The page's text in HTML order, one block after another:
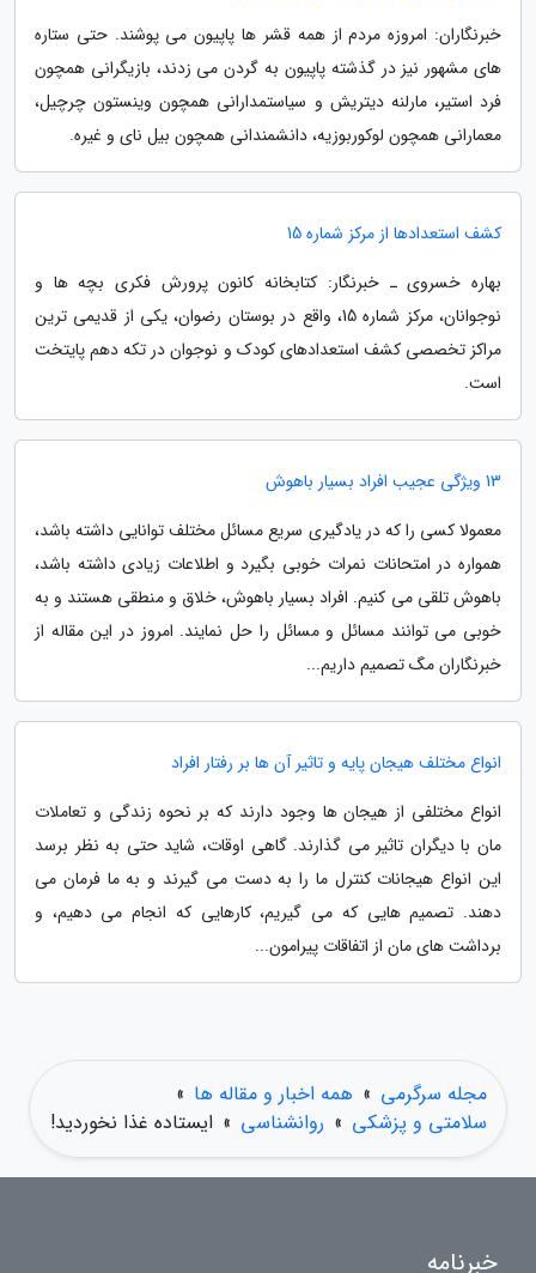
خبرنگاران: امروزه مردم از همه قشر ها پاپیون می پوشند. حتی ستاره
های مشهور نیز در گذشته پاپیون به گردن می زدند، بازیگرانی همچون
فرد استیر، مارلنه دیتریش و سیاستمدارانی همچون وینستون چرچیل،
معمارانی همچون لوکوربوزیه، دانشمندانی همچون بیل نای و غیره.
کشف استعدادها از مرکز شماره 15
بهاره خسروی ـ خبرنگار: کتابخانه کانون پرورش فکری بچه ها و
نوجوانان، مرکز شماره 15، واقع در بوستان رضوان، یکی از قدیمی ترین
مراکز تخصصی کشف استعدادهای کودک و نوجوان در تکه دهم پایتخت
است.
13 ویژگی عجیب افراد بسیار باهوش
معمولا کسی را که در یادگیری سریع مسائل مختلف توانایی داشته باشد،
همواره در امتحانات نمرات خوبی بگیرد و اطلاعات زیادی داشته باشد،
باهوش تلقی می کنیم. افراد بسیار باهوش، خلاق و منطقی هستند و به
خوبی می توانند مسائل و مسائل را حل نمایند. امروز در این مقاله از
خبرنگاران مگ تصمیم داریم...
انواع مختلف هیجان پایه و تاثیر آن ها بر رفتار افراد
انواع مختلفی از هیجان ها وجود دارند که بر نحوه زندگی و تعاملات
مان با دیگران تاثیر می گذارند. گاهی اوقات، شاید حتی به نظر برسد
این انواع هیجانات کنترل ما را به دست می گیرند و به ما فرمان می
دهند. تصمیم هایی که می گیریم، کارهایی که انجام می دهیم، و
برداشت های مان از اتفاقات پیرامون...
مجله سرگرمی » همه اخبار و مقاله ها »
سلامتی و پزشکی » روانشناسی » ایستاده غذا نخوردید!
خبرنامه